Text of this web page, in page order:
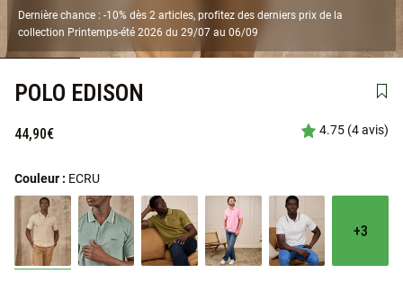
Dernière chance : -10% dès 2 articles, profitez des derniers prix de la
collection Printemps-été 2026 du 29/07 au 06/09
POLO EDISON
44,90€ 4.75 (4 avis)
Couleur : ECRU
+3